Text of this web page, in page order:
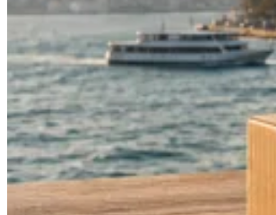
Tous les guides EuropeAmériquesAsie-Pacifique
La VAT pour les débutants